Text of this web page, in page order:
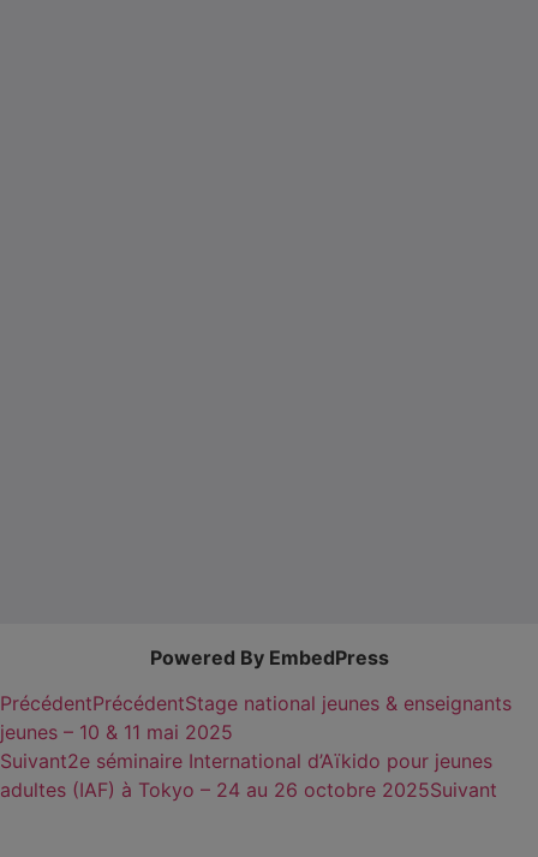
Powered By EmbedPress
PrécédentPrécédentStage national jeunes & enseignants
jeunes – 10 & 11 mai 2025
Suivant2e séminaire International d’Aïkido pour jeunes
adultes (IAF) à Tokyo – 24 au 26 octobre 2025Suivant